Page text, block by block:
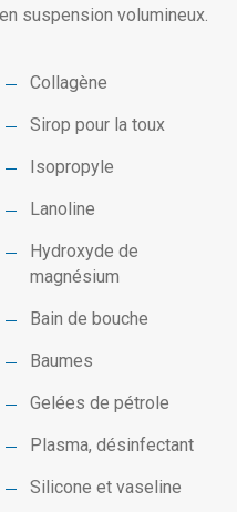
suspension volumineux.
Collagène
Sirop pour la toux
Isopropyle
Lanoline
Hydroxyde de
magnésium
Bain de bouche
Baumes
Gelées de pétrole
Plasma, désinfectant
Silicone et vaseline